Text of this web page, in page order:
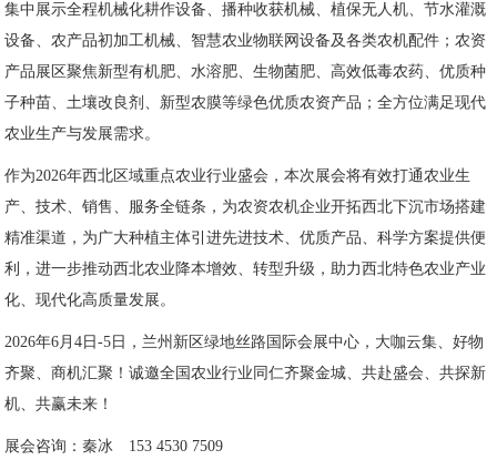
集中展示全程机械化耕作设备、播种收获机械、植保无人机、节水灌溉
设备、农产品初加工机械、智慧农业物联网设备及各类农机配件；农资
产品展区聚焦新型有机肥、水溶肥、生物菌肥、高效低毒农药、优质种
子种苗、土壤改良剂、新型农膜等绿色优质农资产品；全方位满足现代
农业生产与发展需求。
作为2026年西北区域重点农业行业盛会，本次展会将有效打通农业生
产、技术、销售、服务全链条，为农资农机企业开拓西北下沉市场搭建
精准渠道，为广大种植主体引进先进技术、优质产品、科学方案提供便
利，进一步推动西北农业降本增效、转型升级，助力西北特色农业产业
化、现代化高质量发展。
2026年6月4日-5日，兰州新区绿地丝路国际会展中心，大咖云集、好物
齐聚、商机汇聚！诚邀全国农业行业同仁齐聚金城、共赴盛会、共探新
机、共赢未来！
展会咨询：秦冰 153 4530 7509